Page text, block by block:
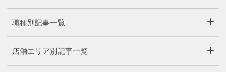
職種別記事一覧
店舗エリア別記事一覧